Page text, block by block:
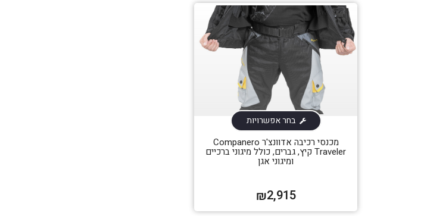
בחר אפשרויות
מכנסי רכיבה אדוונצ'ר Companero
Traveler קיץ, גברים, כולל מיגוני ברכיים
ומיגוני אגן
₪2,915